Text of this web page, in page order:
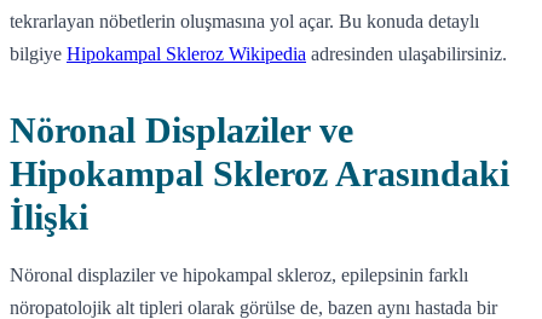
tekrarlayan nöbetlerin oluşmasına yol açar. Bu konuda detaylı
bilgiye Hipokampal Skleroz Wikipedia adresinden ulaşabilirsiniz.
Nöronal Displaziler ve
Hipokampal Skleroz Arasındaki
İlişki
Nöronal displaziler ve hipokampal skleroz, epilepsinin farklı
nöropatolojik alt tipleri olarak görülse de, bazen aynı hastada bir